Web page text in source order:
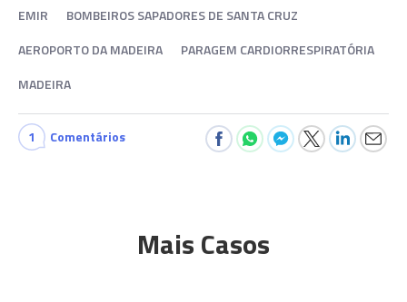
EMIR
BOMBEIROS SAPADORES DE SANTA CRUZ
AEROPORTO DA MADEIRA
PARAGEM CARDIORRESPIRATÓRIA
MADEIRA
1 Comentários
Mais Casos